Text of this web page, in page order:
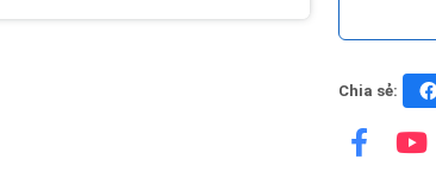
Chia sẻ: